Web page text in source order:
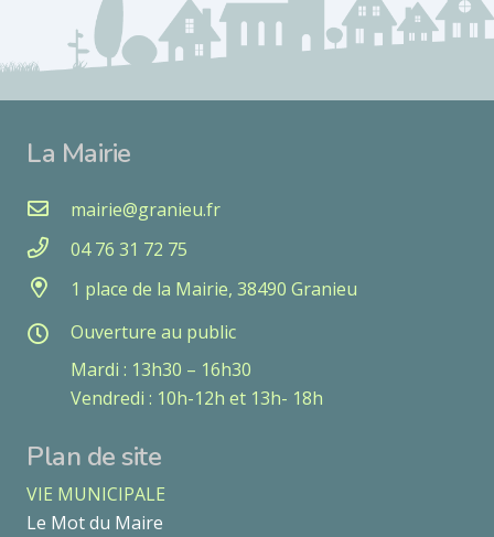
La Mairie
mairie@granieu.fr
04 76 31 72 75
1 place de la Mairie, 38490 Granieu
Ouverture au public
Mardi : 13h30 – 16h30
Vendredi : 10h-12h et 13h- 18h
Plan de site
VIE MUNICIPALE
Le Mot du Maire